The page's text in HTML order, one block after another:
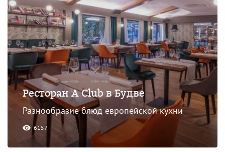
Ресторан A Club в Будве
Разнообразие блюд европейской кухни
6157